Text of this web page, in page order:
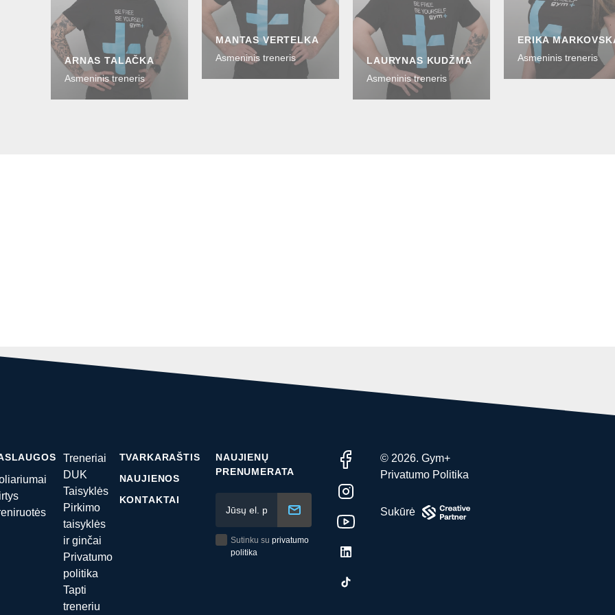
ARNAS TALAČKA
Asmeninis treneris
MANTAS VERTELKA
Asmeninis treneris
LAURYNAS KUDŽMA
Asmeninis treneris
ERIKA
Asmeninis treneris
Treneriai
DUK
Taisyklės
Pirkimo
taisyklės
ir ginčai
Privatumo
politika
Tapti
treneriu
TVARKARAŠTIS
NAUJIENOS
KONTAKTAI
NAUJIENŲ
PRENUMERATA
Sutinku su privatumo
politika
© 2026. Gym+
Privatumo Politika
Sukūrė